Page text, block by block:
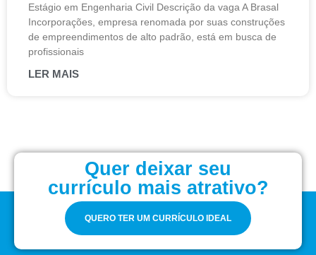
Estágio em Engenharia Civil Descrição da vaga A Brasal
Incorporações, empresa renomada por suas construções
de empreendimentos de alto padrão, está em busca de
profissionais
LER MAIS
Quer deixar seu
currículo mais atrativo?
QUERO TER UM CURRÍCULO IDEAL